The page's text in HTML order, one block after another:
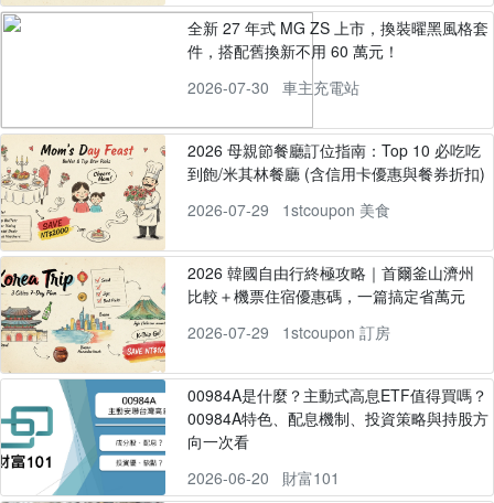
全新 27 年式 MG ZS 上市，換裝曜黑風格套
件，搭配舊換新不用 60 萬元！
2026-07-30
車主充電站
2026 母親節餐廳訂位指南：Top 10 必吃吃
到飽/米其林餐廳 (含信用卡優惠與餐券折扣)
2026-07-29
1stcoupon 美食
2026 韓國自由行終極攻略｜首爾釜山濟州
比較＋機票住宿優惠碼，一篇搞定省萬元
2026-07-29
1stcoupon 訂房
00984A是什麼？主動式高息ETF值得買嗎？
00984A特色、配息機制、投資策略與持股方
向一次看
2026-06-20
財富101